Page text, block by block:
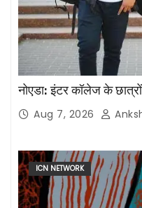
नोएडा: इंटर कॉलेज के
Aug 7, 2026
ICN NETWORK